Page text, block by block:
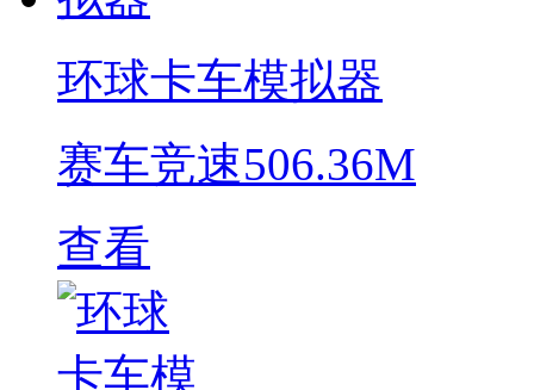
环球卡车模拟器
赛车竞速506.36M
查看